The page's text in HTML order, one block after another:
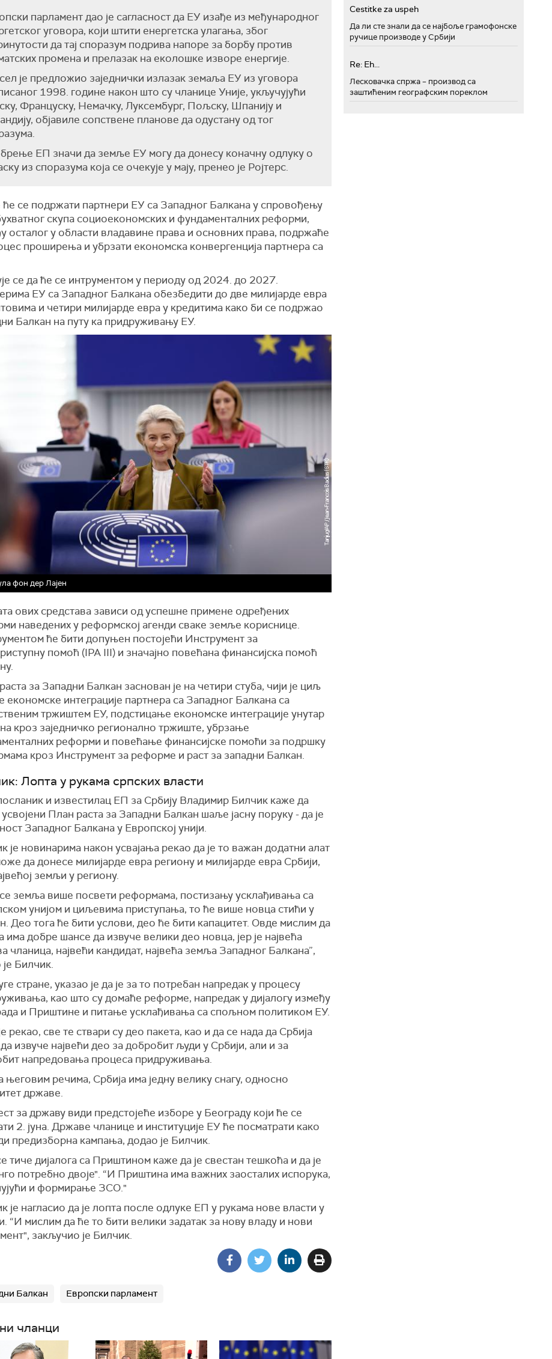
парламент дао је сагласност да ЕУ изађе из међународног
уговора, који штити енергетска улагања, због
да тај споразум подрива напоре за борбу против
промена и прелазак на еколошке изворе енергије.
је предложио заједнички излазак земаља ЕУ из уговора
1998. године након што су чланице Уније, укључујући
Француску, Немачку, Луксембург, Пољску, Шпанију и
објавиле сопствене планове да одустану од тог
ЕП значи да земље ЕУ могу да донесу коначну одлуку о
из споразума која се очекује у мају, пренео је Ројтерс.
се подржати партнери ЕУ са Западног Балкана у спровођењу
скупа социоекономских и фундаменталних реформи,
осталог у области владавине права и основних права, подржаће
проширења и убрзати економска конвергенција партнера са
се да ће се интрументом у периоду од 2024. до 2027.
ЕУ са Западног Балкана обезбедити до две милијарде евра
и четири милијарде евра у кредитима како би се подржао
Балкан на путу ка придруживању ЕУ.
фон дер Лајен
ових средстава зависи од успешне примене одређених
наведених у реформској агенди сваке земље кориснице.
ће бити допуњен постојећи Инструмент за
помоћ (IPA III) и значајно повећана финансијска помоћ
за Западни Балкан заснован је на четири стуба, чији је циљ
економске интеграције партнера са Западног Балкана са
тржиштем ЕУ, подстицање економске интеграције унутар
кроз заједничко регионално тржиште, убрзање
реформи и повећање финансијске помоћи за подршку
кроз Инструмент за реформе и раст за западни Балкан.
Лопта у рукама српских власти
и известилац ЕП за Србију Владимир Билчик каже да
План раста за Западни Балкан шаље јасну поруку - да је
Западног Балкана у Европској унији.
је новинарима након усвајања рекао да је то важан додатни алат
да донесе милијарде евра региону и милијарде евра Србији,
земљи у региону.
земља више посвети реформама, постизању усклађивања са
унијом и циљевима приступања, то ће више новца стићи у
Део тога ће бити услови, део ће бити капацитет. Овде мислим да
има добре шансе да извуче велики део новца, јер је највећа
чланица, највећи кандидат, највећа земља Западног Балкана”,
Билчик.
стране, указао је да је за то потребан напредак у процесу
као што су домаће реформе, напредак у дијалогу између
и Приштине и питање усклађивања са спољном политиком ЕУ.
рекао, све те ствари су део пакета, као и да се нада да Србија
извуче највећи део за добробит људи у Србији, али и за
напредовања процеса придруживања.
његовим речима, Србија има једну велику снагу, односно
државе.
за државу види предстојеће изборе у Београду који ће се
2. јуна. Државе чланице и институције ЕУ ће посматрати како
предизборна кампања, додао је Билчик.
тиче дијалога са Приштином каже да је свестан тешкоћа и да је
потребно двоје". “И Приштина има важних заосталих испорука,
и формирање ЗСО."
је нагласио да је лопта после одлуке ЕП у рукама нове власти у
“И мислим да ће то бити велики задатак за нову владу и нови
закључио је Билчик.
Балкан Европски парламент
чланци
Cestitke za uspeh
Да ли сте знали да се најбоље грамофонске
ручице производе у Србији
Re: Eh...
Лесковачка спржа – производ са
заштићеним географским пореклом